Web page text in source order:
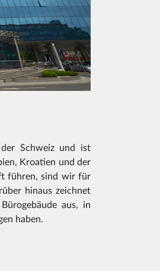
Schweiz und ist
Kroatien und der
führen, sind wir für
hinaus zeichnet
aus, in
haben.